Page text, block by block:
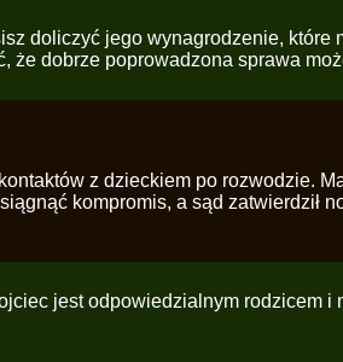
doliczyć jego wynagrodzenie,
dobrze poprowadzona sprawa
z dzieckiem po rozwodzie.
kompromis, a sąd zatwierdził
jest odpowiedzialnym rodzicem